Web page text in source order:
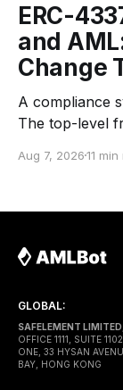
ERC-
and
Change
A compliance
The top-level
to the network.
execution.
Aug 7, 202611
GLOBAL:
SAFELEMENT LIMITED,
OFFICE 1111, SUITE
ONE, 33 HYSAN
BAY, HONG KONG